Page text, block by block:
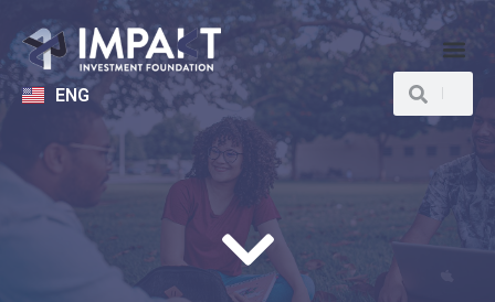
ENG